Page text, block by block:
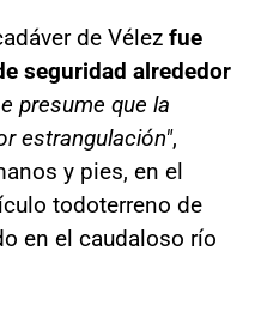
de Vélez fue
seguridad alrededor
presume que la
estrangulación",
y pies, en el
todoterreno de
en el caudaloso río